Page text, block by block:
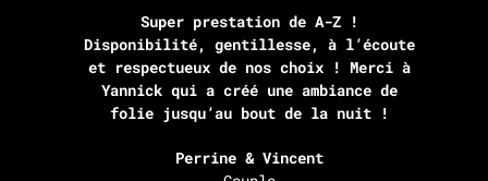
Super prestation de A-Z !
Disponibilité, gentillesse, à l’écoute
et respectueux de nos choix ! Merci à
Yannick qui a créé une ambiance de
folie jusqu’au bout de la nuit !
Perrine & Vincent